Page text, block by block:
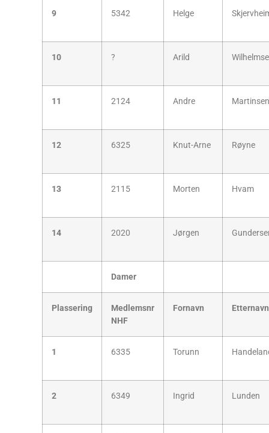
9 5342 Helge
10 ? Arild
11 2124 Andre Martinsen
12 6325 Knut-Arne Røyne
13 2115 Morten Hvam
14 2020 Jørgen
Damer
Plassering
Medlemsnr
NHF
Fornavn Etternavn
1 6335 Torunn
2 6349 Ingrid Lunden